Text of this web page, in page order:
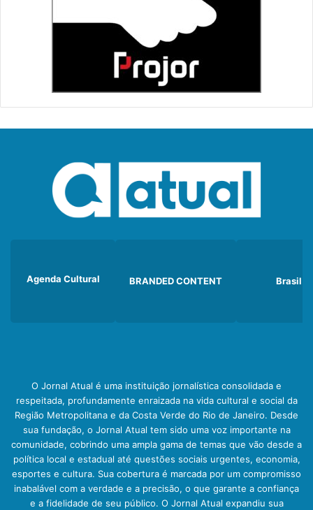
Agenda Cultural BRANDED CONTENT Brasil
O Jornal Atual é uma instituição jornalística consolidada e
respeitada, profundamente enraizada na vida cultural e social da
Região Metropolitana e da Costa Verde do Rio de Janeiro. Desde
sua fundação, o Jornal Atual tem sido uma voz importante na
comunidade, cobrindo uma ampla gama de temas que vão desde a
política local e estadual até questões sociais urgentes, economia,
esportes e cultura. Sua cobertura é marcada por um compromisso
inabalável com a verdade e a precisão, o que garante a confiança
e a fidelidade de seu público. O Jornal Atual expandiu sua